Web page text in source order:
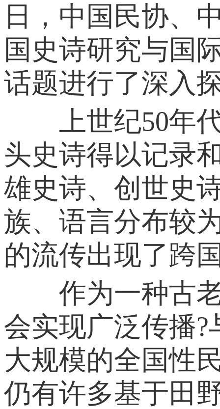
日，中国民协、
国史诗研究与国
话题进行了深入
上世纪50年代
头史诗得以记录
雄史诗、创世史
族、语言分布较
的流传出现了跨
作为一种古老
会实现广泛传播
大规模的全国性
仍有许多基于田